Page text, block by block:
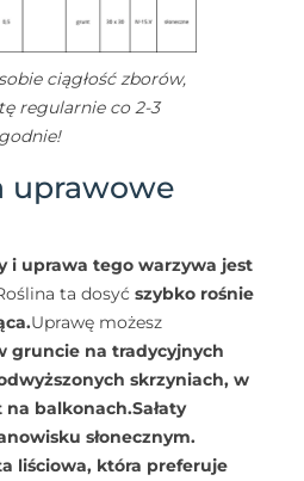
ciągłość zborów,
regularnie co 2-3
uprawowe
i uprawa tego warzywa jest
ta dosyć szybko rośnie
Uprawę możesz
gruncie na tradycyjnych
skrzyniach, w
na balkonach.Sałaty
słonecznym.
liściowa, która preferuje